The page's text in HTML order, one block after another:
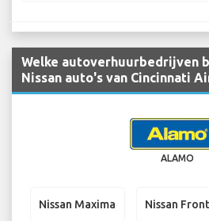
Welke autoverhuurbedrijven
Nissan auto's van Cincinnati
ALAMO
Nissan Maxima Nissan